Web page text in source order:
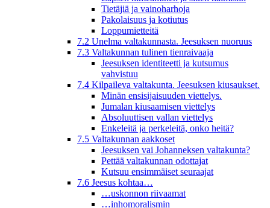
Tietäjiä ja vainoharhoja
Pakolaisuus ja kotiutus
Loppumietteitä
7.2 Unelma valtakunnasta. Jeesuksen nuoruus
7.3 Valtakunnan tulinen tienraivaaja
Jeesuksen identiteetti ja kutsumus
vahvistuu
7.4 Kilpaileva valtakunta. Jeesuksen kiusaukset.
Minän ensisijaisuuden viettelys.
Jumalan kiusaamisen viettelys
Absoluuttisen vallan viettelys
Enkeleitä ja perkeleitä, onko heitä?
7.5 Valtakunnan aakkoset
Jeesuksen vai Johanneksen valtakunta?
Pettää valtakunnan odottajat
Kutsuu ensimmäiset seuraajat
7.6 Jeesus kohtaa…
…uskonnon riivaamat
…inhomoralismin